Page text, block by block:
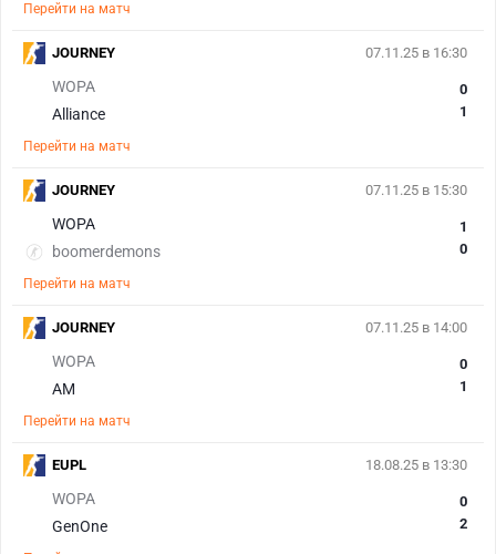
Перейти на матч
07.11.25 в 16:30
WOPA
Alliance
0
1
Перейти на матч
JOURNEY
07.11.25 в 15:30
WOPA
boomerdemons
1
0
Перейти на матч
JOURNEY
07.11.25 в 14:00
WOPA
AM
0
1
Перейти на матч
JOURNEY
18.08.25 в 13:30
WOPA
GenOne
0
2
EUPL